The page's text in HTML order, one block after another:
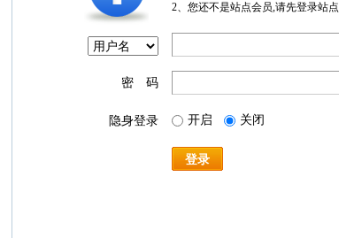
2、您还不是站点会员,请先登录站点
密 码
隐身登录 开启 关闭
登录